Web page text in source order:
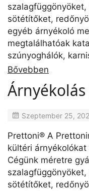
sötétítőket,
egyéb árnyékoló
megtalálhatóak
szúnyoghálók,
Bővebben
Szeptember 25,
Prettoni® A
kültéri
Cégünk méretre
sötétítőket,